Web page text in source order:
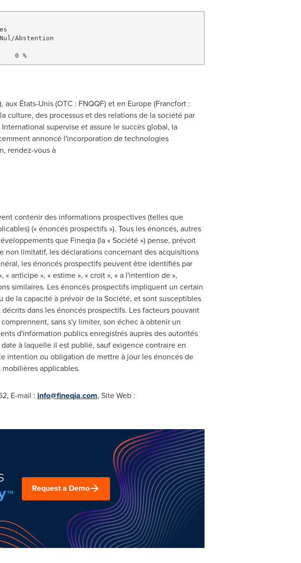
Abstention
aux États-Unis (OTC : FNQQF) et en Europe(Francfort :
culture, des processus et des relations de la société par
supervise et assure le succès global, la
annoncé l'incorporation de technologies
rendez-vous à
contenir des informations prospectives (telles que
(« énoncés prospectifs »). Tous les énoncés, autres
que Fineqia (la « Société ») pense, prévoit
non limitatif, les déclarations concernant des acquisitions
les énoncés prospectifs peuvent être identifiés par
anticipe », « estime », « croit », « a l'intention de »,
similaires. Les énoncés prospectifs impliquent un certain
la capacité à prévoir de la Société, et sont susceptibles
dans les énoncés prospectifs. Les facteurs pouvant
sans s'y limiter, son échec à obtenir un
d'information publics enregistrés auprès des autorités
à laquelle il est publié, sauf exigence contraire en
intention ou obligation de mettre à jour les énoncés de
applicables.
E-mail : info@fineqia.com, Site Web :
Request a Demo